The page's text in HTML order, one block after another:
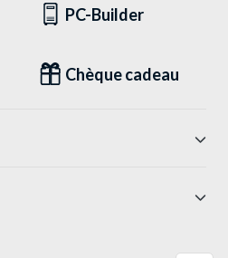
PC-Builder
Chèque cadeau